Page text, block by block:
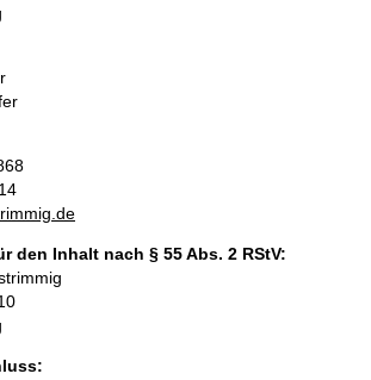
den Inhalt nach § 55 Abs. 2 RStV: